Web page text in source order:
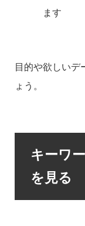
ます
目的や欲しいデ
ょう。
キーワ
を見る